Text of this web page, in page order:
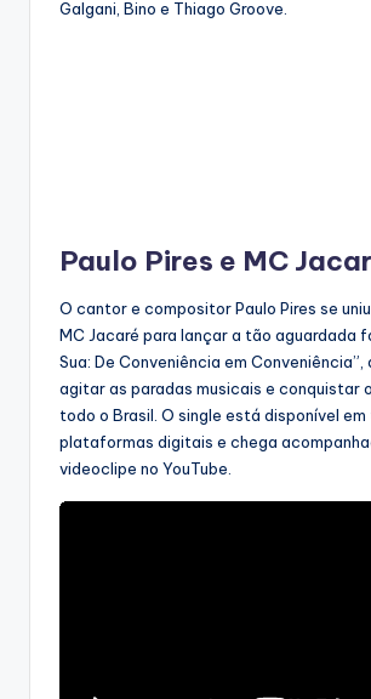
Galgani, Bino e Thiago Groove.
Paulo Pires e MC
O cantor e compositor Paulo Pires se
MC Jacaré para lançar a tão aguardada
Sua: De Conveniência em Conveniência”,
agitar as paradas musicais e conquistar
todo o Brasil. O single está disponível
plataformas digitais e chega
videoclipe no YouTube.